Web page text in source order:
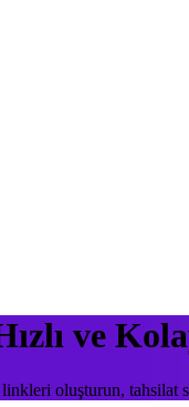
ve
oluşturun, tahsilat